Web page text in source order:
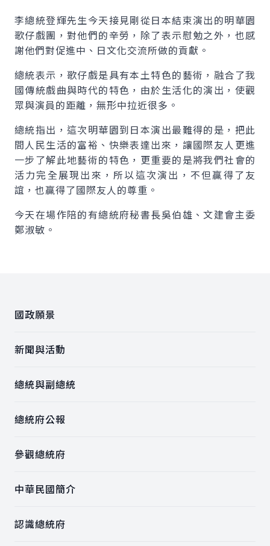
李總統登輝先生今天接見剛從日本結束演出的明華園
歌仔戲團，對他們的辛勞，除了表示慰勉之外，也感
謝他們對促進中、日文化交流所做的貢獻。
總統表示，歌仔戲是具有本土特色的藝術，融合了我
國傳統戲曲與時代的特色，由於生活化的演出，使觀
眾與演員的距離，無形中拉近很多。
總統指出，這次明華園到日本演出最難得的是，把此
間人民生活的富裕、快樂表達出來，讓國際友人更進
一步了解此地藝術的特色，更重要的是將我們社會的
活力完全展現出來，所以這次演出，不但贏得了友
誼，也贏得了國際友人的尊重。
今天在場作陪的有總統府秘書長吳伯雄、文建會主委
鄭淑敏。
國政願景
新聞與活動
總統與副總統
總統府公報
參觀總統府
中華民國簡介
認識總統府